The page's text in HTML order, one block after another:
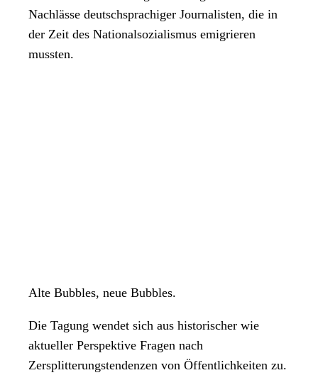
Nachlässe deutschsprachiger Journalisten, die in
der Zeit des Nationalsozialismus emigrieren
mussten.
Alte Bubbles, neue Bubbles.
Die Tagung wendet sich aus historischer wie
aktueller Perspektive Fragen nach
Zersplitterungstendenzen von Öffentlichkeiten zu.